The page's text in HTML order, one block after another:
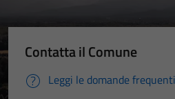
Contatta il Comune
Leggi le domande frequenti